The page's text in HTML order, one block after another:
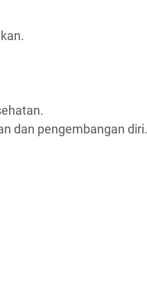
dan pengembangan diri.